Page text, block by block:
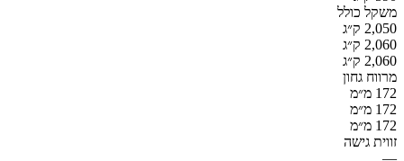
משקל כולל
2,050 ק״ג
2,060 ק״ג
2,060 ק״ג
מרווח גחון
172 מ״מ
172 מ״מ
172 מ״מ
זווית גישה
—